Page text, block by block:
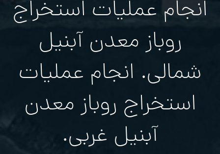
انجام عمليات استخراج
روباز معدن آبنیل
شمالی. انجام عمليات
استخراج روباز معدن
آبنیل غربی.